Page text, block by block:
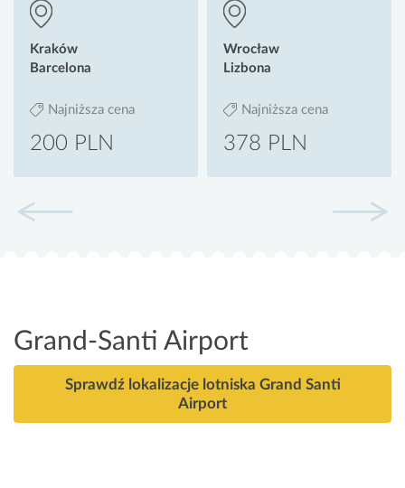
Kraków
Barcelona
Najniższa cena
200 PLN
Wrocław
Lizbona
Najniższa cena
378 PLN
Grand-Santi Airport
Sprawdź lokalizacje lotniska Grand Santi
Airport